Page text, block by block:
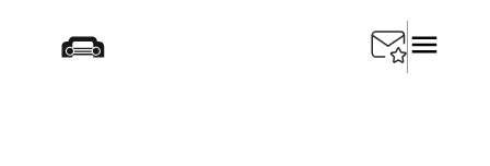
Startseite
Wichtige Information zur SEDA
ANC (Airbag Neutralization Cabin)